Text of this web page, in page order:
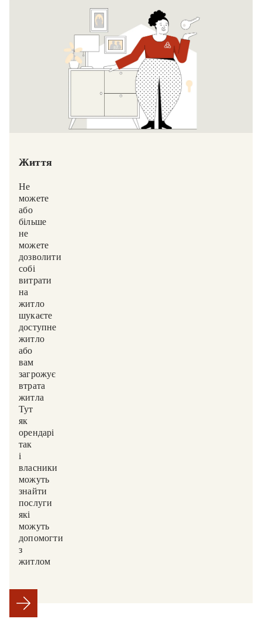
Життя
Не
можете
(або
більше
не
можете)
дозволити
собі
витрати
на
житло,
шукаєте
доступне
житло
або
вам
загрожує
втрата
житла?
Тут
як
орендарі,
так
і
власники
можуть
знайти
послуги,
які
можуть
допомогти
з
житлом.